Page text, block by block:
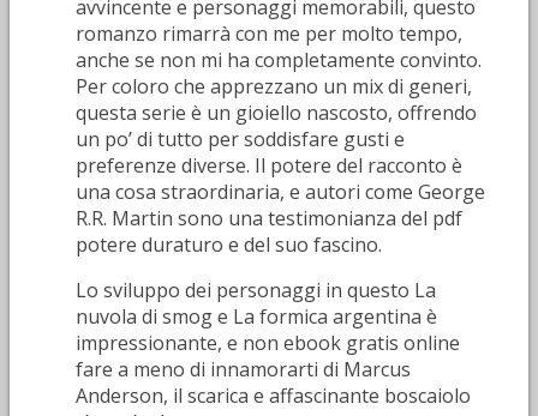
avvincente e personaggi memorabili, questo
romanzo rimarrà con me per molto tempo,
anche se non mi ha completamente convinto.
Per coloro che apprezzano un mix di generi,
questa serie è un gioiello nascosto, offrendo
un po’ di tutto per soddisfare gusti e
preferenze diverse. Il potere del racconto è
una cosa straordinaria, e autori come George
R.R. Martin sono una testimonianza del pdf
potere duraturo e del suo fascino.
Lo sviluppo dei personaggi in questo La
nuvola di smog e La formica argentina è
impressionante, e non ebook gratis online
fare a meno di innamorarti di Marcus
Anderson, il scarica e affascinante boscaiolo